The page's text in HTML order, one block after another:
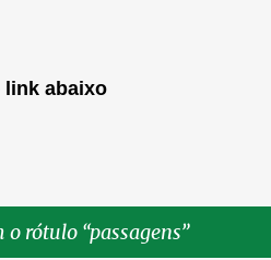
link abaixo
o rótulo passagens